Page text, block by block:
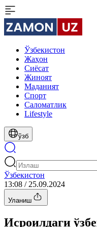
Ўзбекистон
Жаҳон
Сиёсат
Жиноят
Маданият
Спорт
Cаломатлик
Lifestyle
ўзб
Ўзбекистон
13:08 / 25.09.2024
Уланиш
Исроилдаги